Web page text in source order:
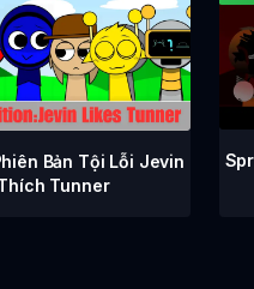
Bản Tội Lỗi Jevin
Tunner